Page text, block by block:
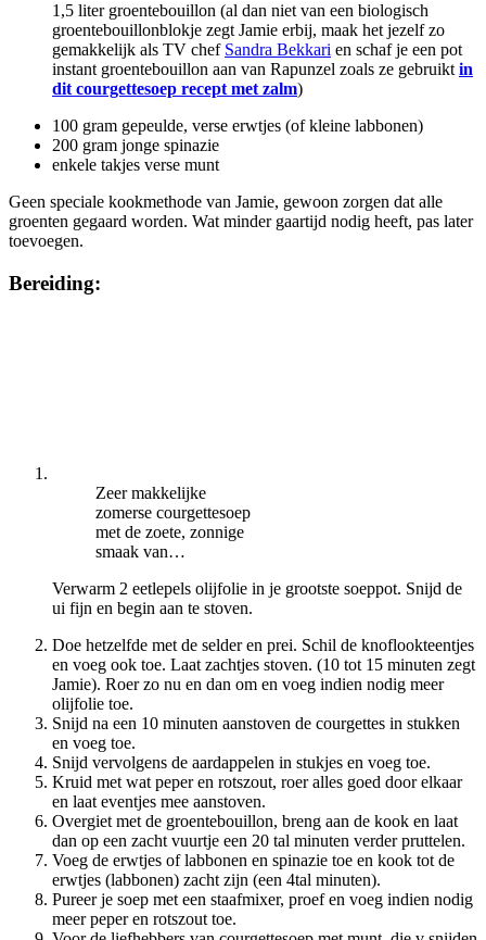
1,5 liter groentebouillon (al dan niet van een biologisch
groentebouillonblokje zegt Jamie erbij, maak het jezelf zo
gemakkelijk als TV chef Sandra Bekkari en schaf je een pot
instant groentebouillon aan van Rapunzel zoals ze gebruikt in
dit courgettesoep recept met zalm)
100 gram gepeulde, verse erwtjes (of kleine labbonen)
200 gram jonge spinazie
enkele takjes verse munt
Geen speciale kookmethode van Jamie, gewoon zorgen dat alle
groenten gegaard worden. Wat minder gaartijd nodig heeft, pas later
toevoegen.
Bereiding:
Zeer makkelijke
zomerse courgettesoep
met de zoete, zonnige
smaak van…
Verwarm 2 eetlepels olijfolie in je grootste soeppot. Snijd de
ui fijn en begin aan te stoven.
Doe hetzelfde met de selder en prei. Schil de knoflookteentjes
en voeg ook toe. Laat zachtjes stoven. (10 tot 15 minuten zegt
Jamie). Roer zo nu en dan om en voeg indien nodig meer
olijfolie toe.
Snijd na een 10 minuten aanstoven de courgettes in stukken
en voeg toe.
Snijd vervolgens de aardappelen in stukjes en voeg toe.
Kruid met wat peper en rotszout, roer alles goed door elkaar
en laat eventjes mee aanstoven.
Overgiet met de groentebouillon, breng aan de kook en laat
dan op een zacht vuurtje een 20 tal minuten verder pruttelen.
Voeg de erwtjes of labbonen en spinazie toe en kook tot de
erwtjes (labbonen) zacht zijn (een 4tal minuten).
Pureer je soep met een staafmixer, proef en voeg indien nodig
meer peper en rotszout toe.